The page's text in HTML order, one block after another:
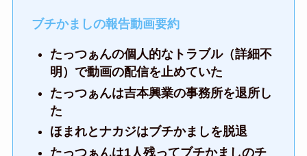
ブチかましの報告動画要約
たっつぁんの個人的なトラブル（詳細不
明）で動画の配信を止めていた
たっつぁんは吉本興業の事務所を退所し
た
ほまれとナカジはブチかましを脱退
たっつぁんは1人残ってブチかましのチ